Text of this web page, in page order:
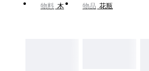
物料 木 物品 花瓶